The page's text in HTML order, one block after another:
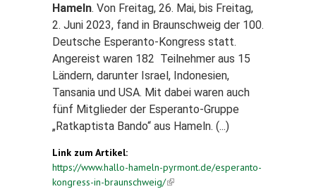
Hameln. Von Freitag, 26. Mai, bis Freitag,
2. Juni 2023, fand in Braunschweig der 100.
Deutsche Esperanto-Kongress statt.
Angereist waren 182 Teilnehmer aus 15
Ländern, darunter Israel, Indonesien,
Tansania und USA. Mit dabei waren auch
fünf Mitglieder der Esperanto-Gruppe
„Ratkaptista Bando“ aus Hameln. (...)
Link zum Artikel:
https://www.hallo-hameln-pyrmont.de/esperanto-
kongress-in-braunschweig/(link is external)